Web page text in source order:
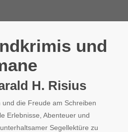
und
H. Risius
die Freude am Schreiben
Erlebnisse, Abenteuer und
Segellektüre zu